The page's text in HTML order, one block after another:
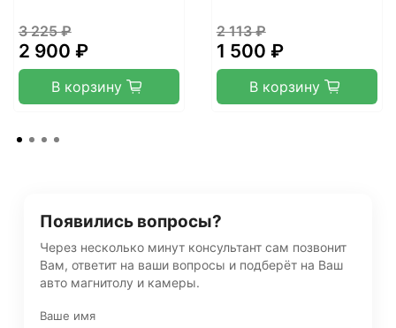
3 225 ₽
2 900 ₽
В корзину
2 113 ₽
1 500 ₽
В корзину
Появились вопросы?
Через несколько минут консультант сам позвонит
Вам, ответит на ваши вопросы и подберёт на Ваш
авто магнитолу и камеры.
Ваше имя